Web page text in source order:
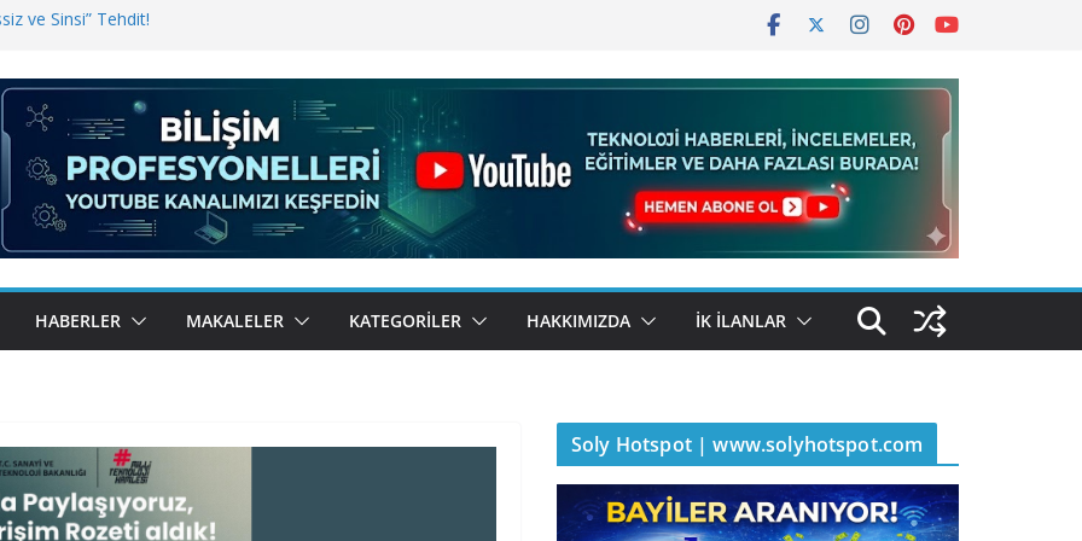
ve Sinsi” Tehdit!
Bugün BulutTahsilat’ta
Kemal Oral Tüm Sorularımızı
HABERLER MAKALELER KATEGORILER HAKKIMIZDA İK İLANLAR
Soly Hotspot | www.solyhotspot.com